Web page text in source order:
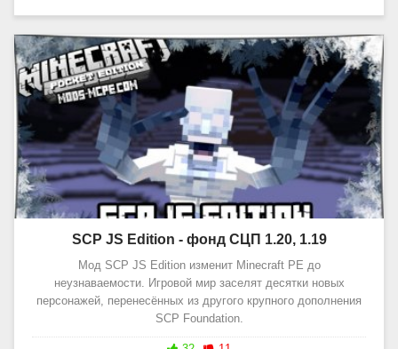
SCP JS Edition - фонд СЦП 1.20, 1.19
Мод SCP JS Edition изменит Minecraft PE до
неузнаваемости. Игровой мир заселят десятки новых
персонажей, перенесённых из другого крупного дополнения
SCP Foundation.